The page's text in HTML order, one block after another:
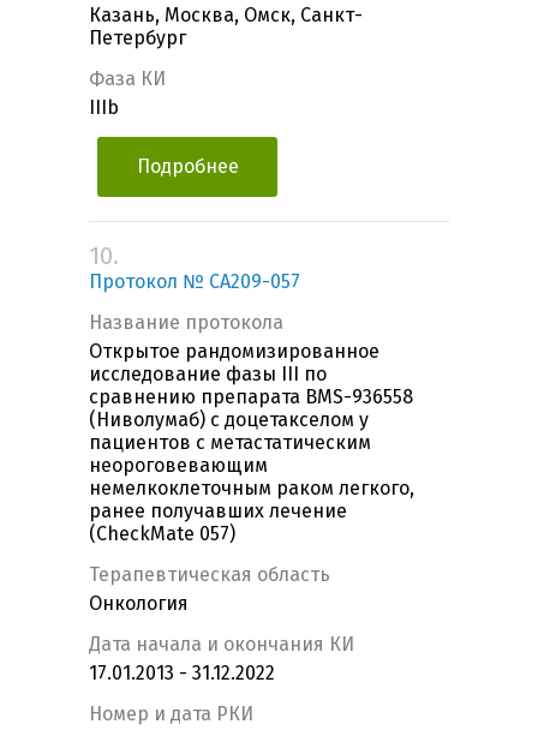
Казань, Москва, Омск, Санкт-
Петербург
Фаза КИ
IIIb
Подробнее
10.
Протокол № CA209-057
Название протокола
Открытое рандомизированное
исследование фазы III по
сравнению препарата BMS-936558
(Ниволумаб) с доцетакселом у
пациентов с метастатическим
неороговевающим
немелкоклеточным раком легкого,
ранее получавших лечение
(CheckMate 057)
Терапевтическая область
Онкология
Дата начала и окончания КИ
17.01.2013 - 31.12.2022
Номер и дата РКИ